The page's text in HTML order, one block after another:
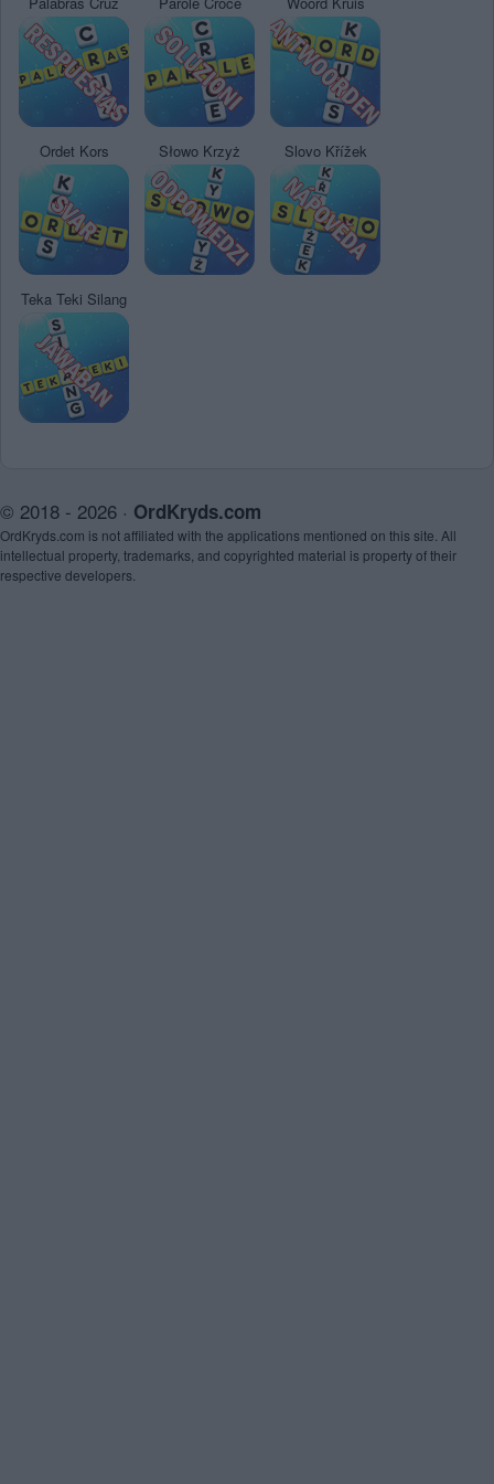
Ordet Kors Słowo Krzyż Slovo Křížek
Teka Teki Silang
© 2018 - 2026 · OrdKryds.com
OrdKryds.com is not affiliated with the applications mentioned on this site. All
intellectual property, trademarks, and copyrighted material is property of their
respective developers.